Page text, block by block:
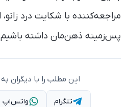
مراجعه‌کننده با شکایت درد
پس‌زمینه ذهن‌مان داشته
این مطلب را با دیگران
تلگرام واتس‌اپ